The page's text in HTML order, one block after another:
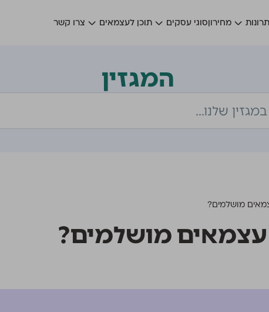
מחירוןסוגי עסקים תוכן לעצמאים צרו קשר
המגזין
מושלמים?
עצמאים מושלמים?